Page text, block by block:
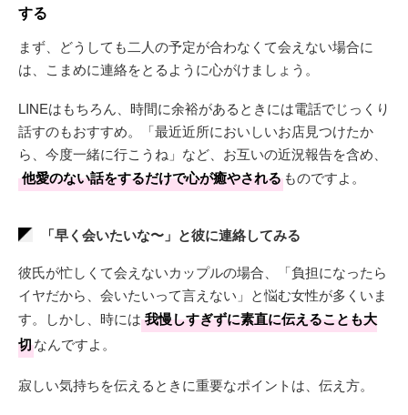
する
まず、どうしても二人の予定が合わなくて会えない場合に
は、こまめに連絡をとるように心がけましょう。
LINEはもちろん、時間に余裕があるときには電話でじっくり
話すのもおすすめ。「最近近所においしいお店見つけたか
ら、今度一緒に行こうね」など、お互いの近況報告を含め、
他愛のない話をするだけで心が癒やされる ものですよ。
「早く会いたいな〜」と彼に連絡してみる
彼氏が忙しくて会えないカップルの場合、「負担になったら
イヤだから、会いたいって言えない」と悩む女性が多くいま
す。しかし、時には 我慢しすぎずに素直に伝えることも大
切なんですよ。
寂しい気持ちを伝えるときに重要なポイントは、伝え方。